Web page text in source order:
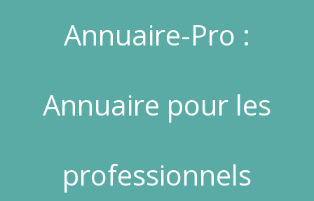
Annuaire-Pro :
Annuaire pour les
professionnels